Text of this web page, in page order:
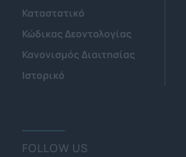
Καταστατικό
Κώδικας Δεοντολογίας
Κανονισμός Διαιτησίας
Ιστορικό
FOLLOW US